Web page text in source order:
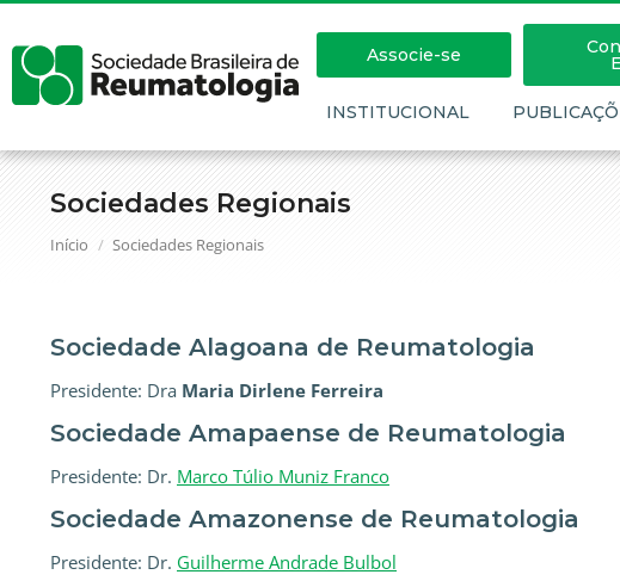
Sociedades Regionais
Você está aqui:
Início Sociedades Regionais
Associe-se
INSTITUCIONAL
Sociedade Alagoana de Reumatologia
Presidente: Dra Maria Dirlene Ferreira
Sociedade Amapaense de Reumatologia
Presidente: Dr. Marco Túlio Muniz Franco
Sociedade Amazonense de Reumatologia
Presidente: Dr. Guilherme Andrade Bulbol